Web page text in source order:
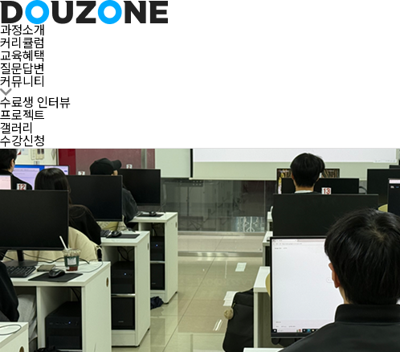
과정소개
커리큘럼
교육혜택
질문답변
커뮤니티
수료생 인터뷰
프로젝트
갤러리
수강신청
수료생 인터뷰
프로젝트
갤러리
[ 더존비즈온 ] 5기 오리엔테이션 및 설명회